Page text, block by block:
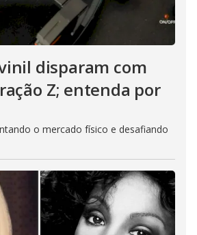
disparam com
Z; entenda por
o mercado físico e desafiando